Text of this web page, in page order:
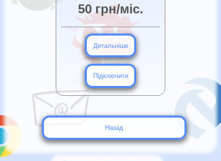
50 грн/міс.
Детальніше
Підключити
Назад